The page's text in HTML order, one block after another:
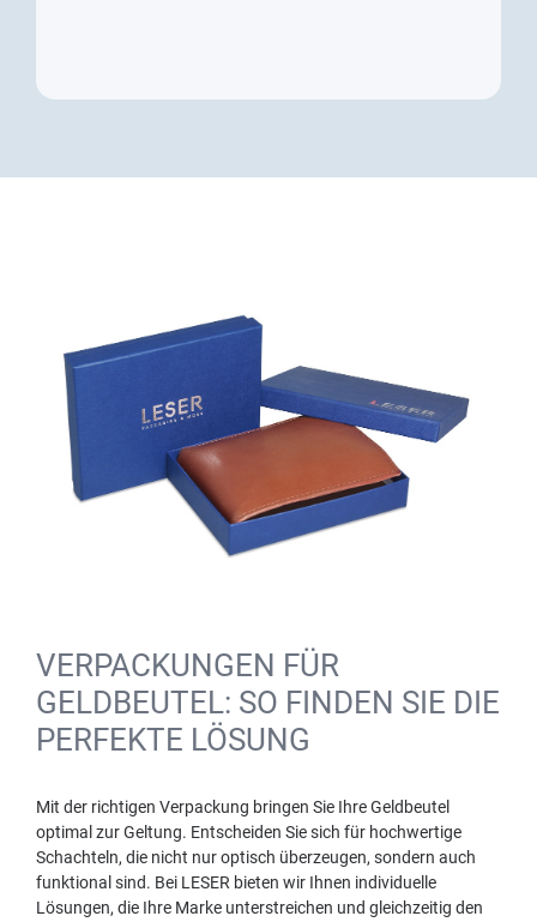
VERPACKUNGEN FÜR
GELDBEUTEL: SO FINDEN SIE DIE
PERFEKTE LÖSUNG
Mit der richtigen Verpackung bringen Sie Ihre Geldbeutel
optimal zur Geltung. Entscheiden Sie sich für hochwertige
Schachteln, die nicht nur optisch überzeugen, sondern auch
funktional sind. Bei LESER bieten wir Ihnen individuelle
Lösungen, die Ihre Marke unterstreichen und gleichzeitig den